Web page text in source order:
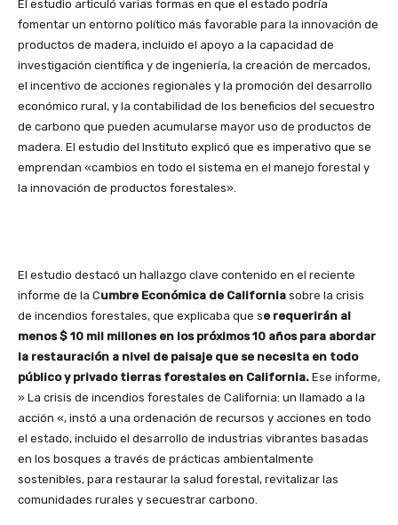
El estudio articuló varias formas en que el estado podría
fomentar un entorno político más favorable para la innovación de
productos de madera, incluido el apoyo a la capacidad de
investigación científica y de ingeniería, la creación de mercados,
el incentivo de acciones regionales y la promoción del desarrollo
económico rural, y la contabilidad de los beneficios del secuestro
de carbono que pueden acumularse mayor uso de productos de
madera. El estudio del Instituto explicó que es imperativo que se
emprendan «cambios en todo el sistema en el manejo forestal y
la innovación de productos forestales».
El estudio destacó un hallazgo clave contenido en el reciente
informe de la Cumbre Económica de California sobre la crisis
de incendios forestales, que explicaba que se requerirán al
menos $ 10 mil millones en los próximos 10 años para abordar
la restauración a nivel de paisaje que se necesita en todo
público y privado tierras forestales en California. Ese informe,
» La crisis de incendios forestales de California: un llamado a la
acción «, instó a una ordenación de recursos y acciones en todo
el estado, incluido el desarrollo de industrias vibrantes basadas
en los bosques a través de prácticas ambientalmente
sostenibles, para restaurar la salud forestal, revitalizar las
comunidades rurales y secuestrar carbono.